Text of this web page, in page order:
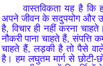
वास्तविकता यह है कि
अपने जीवन के सदुपयोग और
है, विचार ही नहीं करना
नौकरी पाना चाहते हैं,
चाहते हैं, लड़की है तो पैसे
है। हम लघुतम मार्ग से छोटी-